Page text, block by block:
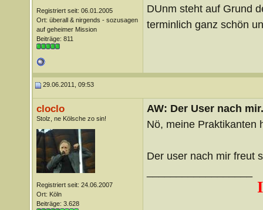
Registriert seit: 06.01.2005
Ort: überall & nirgends - sozusagen
auf geheimer Mission
Beiträge: 811
DUnm steht auf Grund
terminlich ganz schön
29.06.2011, 09:53
cloclo
Stolz, ne Kölsche zo sin!
Registriert seit: 24.06.2007
Ort: Köln
Beiträge: 3.628
AW: Der User nach
Nö, meine Praktikanten
Der user nach mir freut